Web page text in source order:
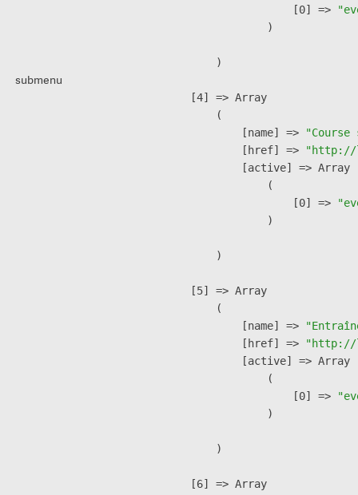
submenu
                    [0] =>
                )
        )
    [4] => Array
        (
            [name] =>
            [href] =>
"http://
            [active] => Array
                (
                    [0] =>
                )
        )
    [5] => Array
        (
            [name] =>
            [href] =>
"http://
            [active] => Array
                (
                    [0] =>
                )
        )
    [6] => Array